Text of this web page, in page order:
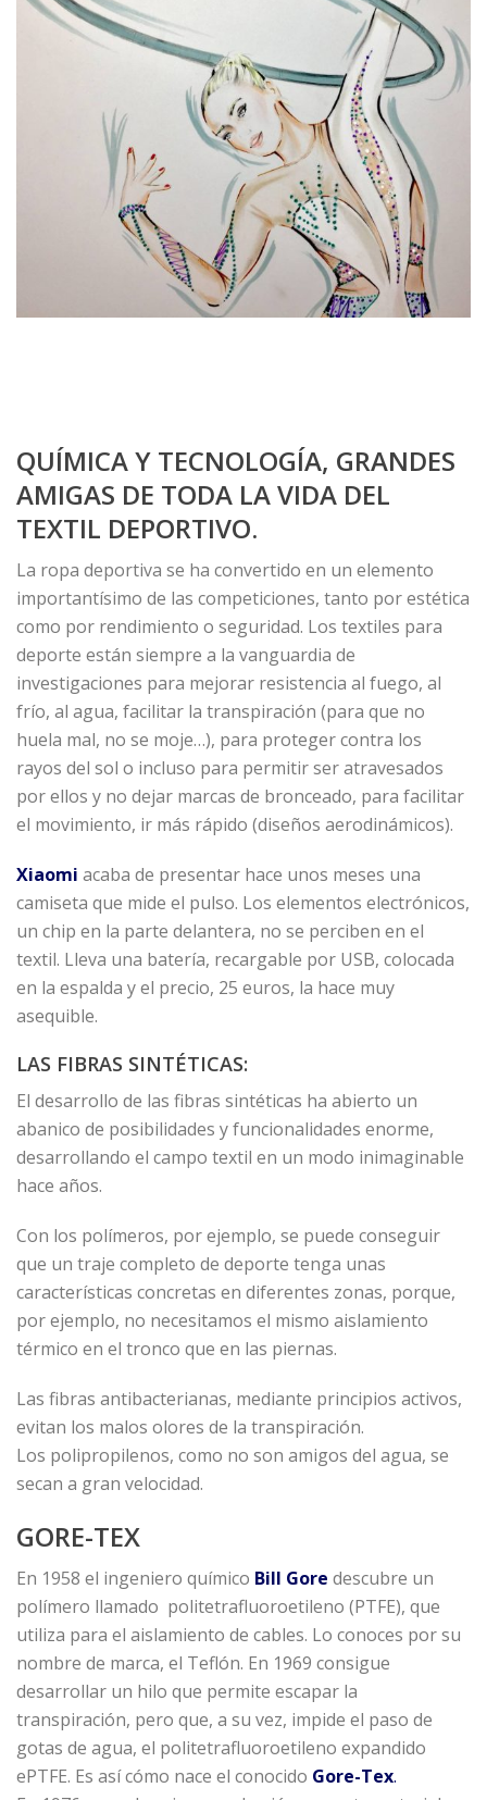
QUÍMICA Y TECNOLOGÍA, GRANDES
AMIGAS DE TODA LA VIDA DEL
TEXTIL DEPORTIVO.
La ropa deportiva se ha convertido en un elemento
importantísimo de las competiciones, tanto por estética
como por rendimiento o seguridad. Los textiles para
deporte están siempre a la vanguardia de
investigaciones para mejorar resistencia al fuego, al
frío, al agua, facilitar la transpiración (para que no
huela mal, no se moje…), para proteger contra los
rayos del sol o incluso para permitir ser atravesados
por ellos y no dejar marcas de bronceado, para facilitar
el movimiento, ir más rápido (diseños aerodinámicos).
Xiaomi acaba de presentar hace unos meses una
camiseta que mide el pulso. Los elementos electrónicos,
un chip en la parte delantera, no se perciben en el
textil. Lleva una batería, recargable por USB, colocada
en la espalda y el precio, 25 euros, la hace muy
asequible.
LAS FIBRAS SINTÉTICAS:
El desarrollo de las fibras sintéticas ha abierto un
abanico de posibilidades y funcionalidades enorme,
desarrollando el campo textil en un modo inimaginable
hace años.
Con los polímeros, por ejemplo, se puede conseguir
que un traje completo de deporte tenga unas
características concretas en diferentes zonas, porque,
por ejemplo, no necesitamos el mismo aislamiento
térmico en el tronco que en las piernas.
Las fibras antibacterianas, mediante principios activos,
evitan los malos olores de la transpiración.
Los polipropilenos, como no son amigos del agua, se
secan a gran velocidad.
GORE-TEX
En 1958 el ingeniero químico Bill Gore descubre un
polímero llamado politetrafluoroetileno (PTFE), que
utiliza para el aislamiento de cables. Lo conoces por su
nombre de marca, el Teflón. En 1969 consigue
desarrollar un hilo que permite escapar la
transpiración, pero que, a su vez, impide el paso de
gotas de agua, el politetrafluoroetileno expandido
ePTFE. Es así cómo nace el conocido Gore-Tex.